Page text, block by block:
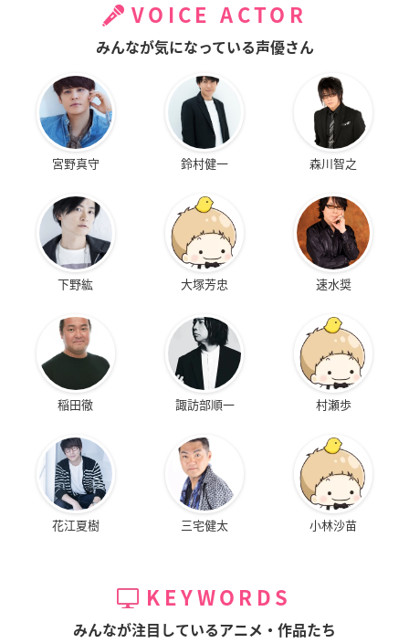
VOICE ACTOR
みんなが気になっている声優さん
宮野真守 鈴村健一 森川智之
下野紘 大塚芳忠 速水奨
稲田徹 諏訪部順一 村瀬歩
花江夏樹 三宅健太 小林沙苗
KEYWORDS
みんなが注目しているアニメ・作品たち